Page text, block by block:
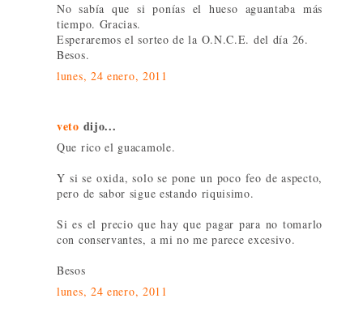
No sabía que si ponías el hueso aguantaba más
tiempo. Gracias.
Esperaremos el sorteo de la O.N.C.E. del día 26.
Besos.
lunes, 24 enero, 2011
veto dijo...
Que rico el guacamole.
Y si se oxida, solo se pone un poco feo de aspecto,
pero de sabor sigue estando riquisimo.
Si es el precio que hay que pagar para no tomarlo
con conservantes, a mi no me parece excesivo.
Besos
lunes, 24 enero, 2011